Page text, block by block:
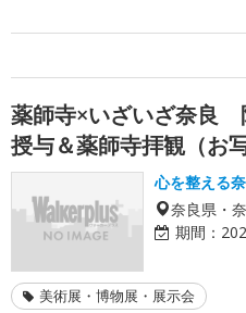
薬師寺×いざいざ奈良
授与＆薬師寺拝観（お
心を整える
奈良県・
期間：
美術展・博物展・展示会